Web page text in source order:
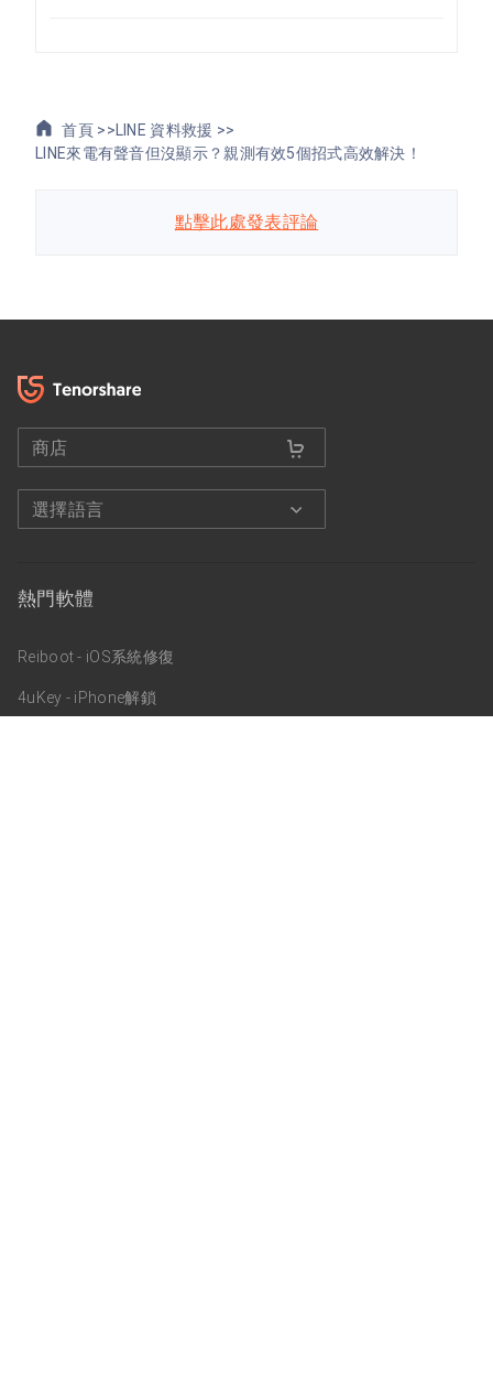
首頁 >> LINE 資料救援 >>
LINE來電有聲音但沒顯示？親測有效5個招式高效解決！
點擊此處發表評論
商店
選擇語言
熱門軟體
Reiboot - iOS系統修復
4uKey - iPhone解鎖